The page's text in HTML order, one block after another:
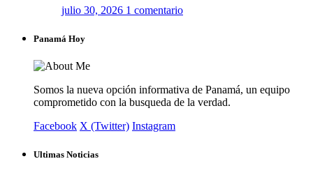
julio 30, 2026 1 comentario
Panamá Hoy
Somos la nueva opción informativa de Panamá, un equipo
comprometido con la busqueda de la verdad.
Facebook X (Twitter) Instagram
Ultimas Noticias